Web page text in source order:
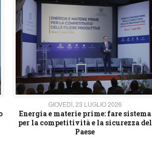
GIOVEDÌ, 23 LUGLIO 2026
Energia e materie prime: fare sistema
per la competitività e la sicurezza del
Paese